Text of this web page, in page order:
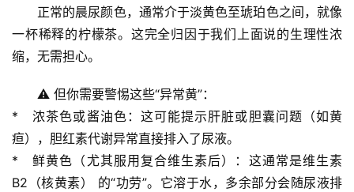
正常的晨尿颜色，通常介于淡黄色至琥珀色之间，就像
一杯稀释的柠檬茶。这完全归因于我们上面说的生理性浓
缩，无需担心。
⚠️ 但你需要警惕这些“异常黄”：
* 浓茶色或酱油色 ：这可能提示肝脏或胆囊问题（如黄
疸），胆红素代谢异常直接排入了尿液。
* 鲜黄色（尤其服用复合维生素后） ：这通常是维生素
B2（核黄素）
的“功劳”。它溶于水，多余部分会随尿液排